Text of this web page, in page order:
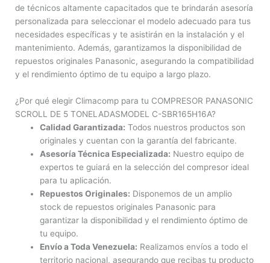
de técnicos altamente capacitados que te brindarán asesoría
personalizada para seleccionar el modelo adecuado para tus
necesidades específicas y te asistirán en la instalación y el
mantenimiento. Además, garantizamos la disponibilidad de
repuestos originales Panasonic, asegurando la compatibilidad
y el rendimiento óptimo de tu equipo a largo plazo.
¿Por qué elegir Climacomp para tu COMPRESOR PANASONIC
SCROLL DE 5 TONELADASMODEL C-SBR165H16A?
Calidad Garantizada: Todos nuestros productos son
originales y cuentan con la garantía del fabricante.
Asesoría Técnica Especializada: Nuestro equipo de
expertos te guiará en la selección del compresor ideal
para tu aplicación.
Repuestos Originales: Disponemos de un amplio
stock de repuestos originales Panasonic para
garantizar la disponibilidad y el rendimiento óptimo de
tu equipo.
Envío a Toda Venezuela: Realizamos envíos a todo el
territorio nacional, asegurando que recibas tu producto